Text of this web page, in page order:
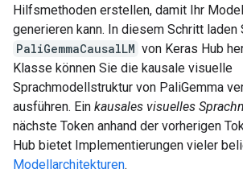
Hilfsmethoden erstellen, damit Ihr
generieren kann. In diesem Schritt
PaliGemmaCausalLM von Keras Hub
Klasse können Sie die kausale visuelle
Sprachmodellstruktur von PaliGemma
ausführen. Ein kausales visuelles
nächste Token anhand der vorherigen
Hub bietet Implementierungen vieler
Modellarchitekturen.